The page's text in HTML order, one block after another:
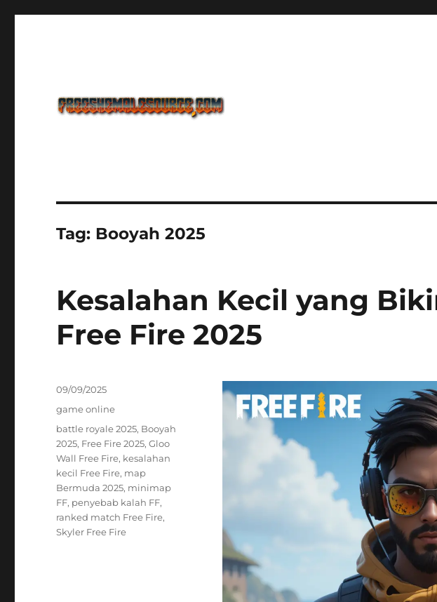
Tag: Booyah 2025
Kesalahan Kecil yang
Free Fire 2025
Posted
09/09/2025
Categories
game online
Tags
battle royale 2025, Booyah
2025, Free Fire 2025,Gloo
Wall Free Fire, kesalahan
kecil Free Fire, map
Bermuda 2025, minimap
FF, penyebab kalah FF,
ranked match Free Fire,
Skyler Free Fire